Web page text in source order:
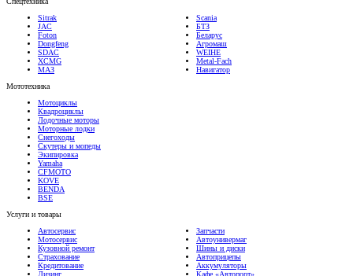
Sitrak
JAC
Foton
Dongfeng
SDAC
XCMG
МАЗ
БТЗ
Беларус
Агромаш
WEIHE
Metal-Fach
Навигатор
Мототехника
Мотоциклы
Квадроциклы
Лодочные моторы
Моторные лодки
Снегоходы
Скутеры и мопеды
Экипировка
Yamaha
CFMOTO
KOVE
BENDA
BSE
Услуги и товары
Автосервис
Мотосервис
Кузовной ремонт
Страхование
Кредитование
Лизинг
Изготовление номеров
Автоунивермаг
Шины и диски
Автоприцепы
Аккумуляторы
Кафе «Автопорт»